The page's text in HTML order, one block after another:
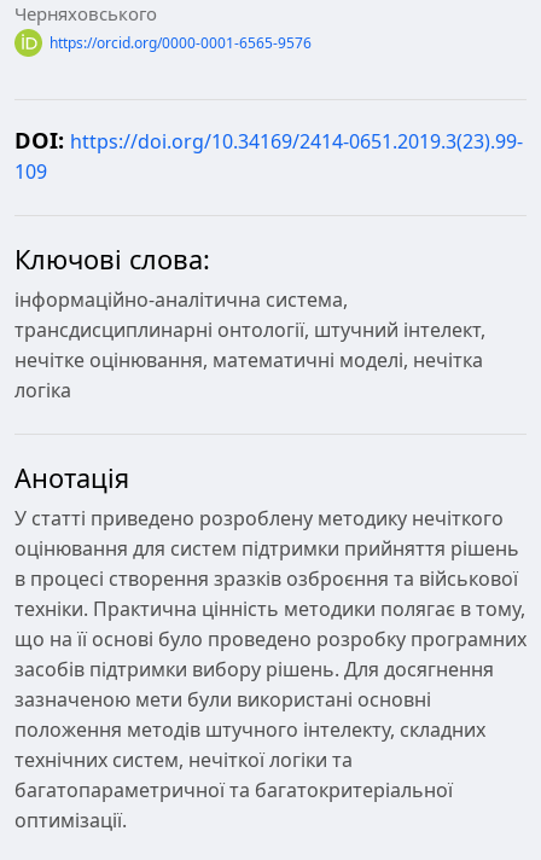
Черняховського
https://orcid.org/0000-0001-6565-9576
DOI: https://doi.org/10.34169/2414-0651.2019.3(23).99-
109
Ключові слова:
інформаційно-аналітична система,
трансдисциплинарні онтології, штучний інтелект,
нечітке оцінювання, математичні моделі, нечітка
логіка
Анотація
У статті приведено розроблену методику нечіткого
оцінювання для систем підтримки прийняття рішень
в процесі створення зразків озброєння та військової
техніки. Практична цінність методики полягає в тому,
що на її основі було проведено розробку програмних
засобів підтримки вибору рішень. Для досягнення
зазначеною мети були використані основні
положення методів штучного інтелекту, складних
технічних систем, нечіткої логіки та
багатопараметричної та багатокритеріальної
оптимізації.